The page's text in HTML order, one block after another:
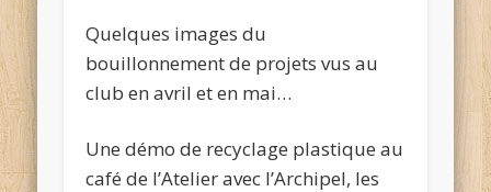
Quelques images du
bouillonnement de projets vus au
club en avril et en mai…
Une démo de recyclage plastique au
café de l’Atelier avec l’Archipel, les